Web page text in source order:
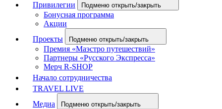
Привилегии
Подменю открыть/закрыть
Бонусная программа
Акции
Проекты
Подменю открыть/закрыть
Премия «Маэстро путешествий»
Партнеры «Русского Экспресса»
Мерч R-SHOP
Начало сотрудничества
TRAVEL LIVE
Медиа
Подменю открыть/закрыть